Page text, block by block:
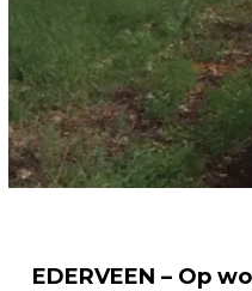
EDERVEEN – Op